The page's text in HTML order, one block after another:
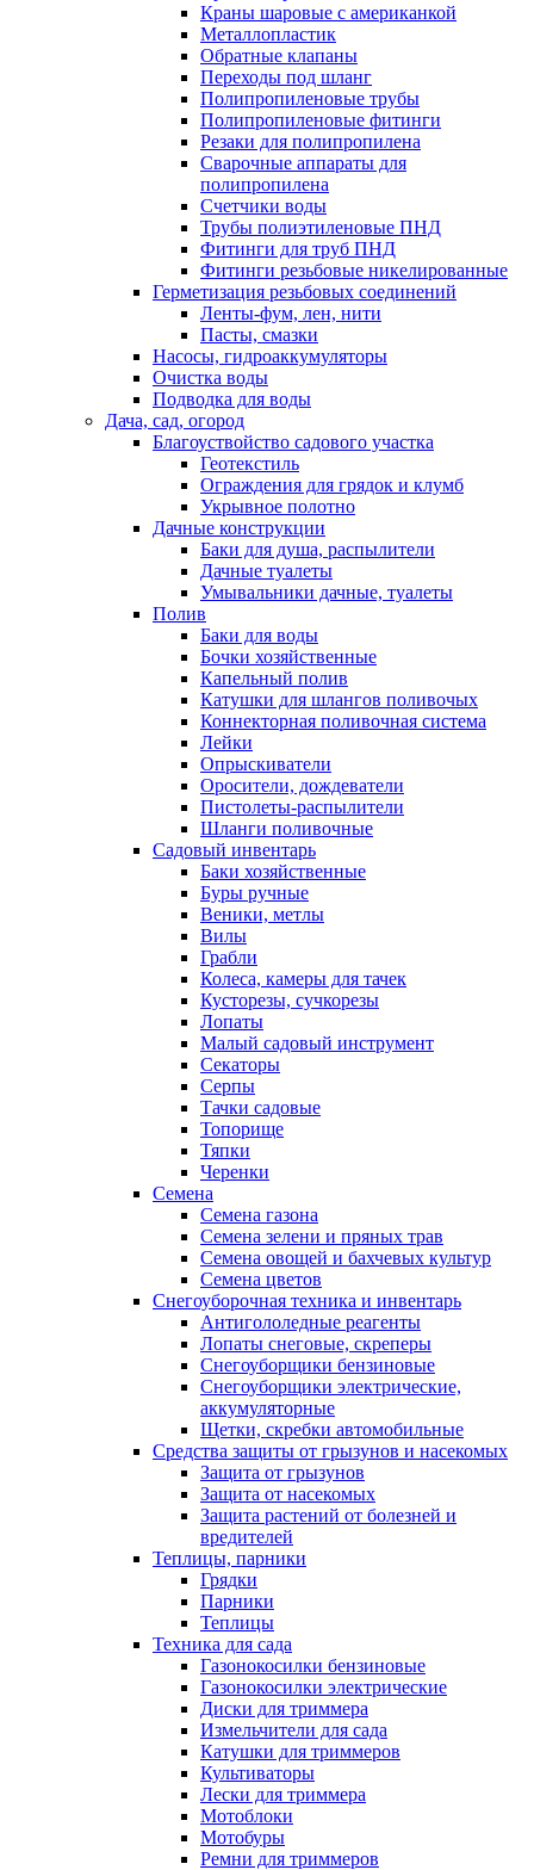
Краны шаровые с американкой
Металлопластик
Обратные клапаны
Переходы под шланг
Полипропиленовые трубы
Полипропиленовые фитинги
Резаки для полипропилена
Сварочные аппараты для
полипропилена
Счетчики воды
Трубы полиэтиленовые ПНД
Фитинги для труб ПНД
Фитинги резьбовые никелированные
Герметизация резьбовых соединений
Ленты-фум, лен, нити
Пасты, смазки
Насосы, гидроаккумуляторы
Очистка воды
Подводка для воды
Дача, сад, огород
Благоуствойство садового участка
Геотекстиль
Ограждения для грядок и клумб
Укрывное полотно
Дачные конструкции
Баки для душа, распылители
Дачные туалеты
Умывальники дачные, туалеты
Полив
Баки для воды
Бочки хозяйственные
Капельный полив
Катушки для шлангов поливочых
Коннекторная поливочная система
Лейки
Опрыскиватели
Оросители, дождеватели
Пистолеты-распылители
Шланги поливочные
Садовый инвентарь
Баки хозяйственные
Буры ручные
Веники, метлы
Вилы
Грабли
Колеса, камеры для тачек
Кусторезы, сучкорезы
Лопаты
Малый садовый инструмент
Секаторы
Серпы
Тачки садовые
Топорище
Тяпки
Черенки
Семена
Семена газона
Семена зелени и пряных трав
Семена овощей и бахчевых культур
Семена цветов
Снегоуборочная техника и инвентарь
Антигололедные реагенты
Лопаты снеговые, скреперы
Снегоуборщики бензиновые
Снегоуборщики электрические,
аккумуляторные
Щетки, скребки автомобильные
Средства защиты от грызунов и насекомых
Защита от грызунов
Защита от насекомых
Защита растений от болезней и
вредителей
Теплицы, парники
Грядки
Парники
Теплицы
Техника для сада
Газонокосилки бензиновые
Газонокосилки электрические
Диски для триммера
Измельчители для сада
Катушки для триммеров
Культиваторы
Лески для триммера
Мотоблоки
Мотобуры
Ремни для триммеров